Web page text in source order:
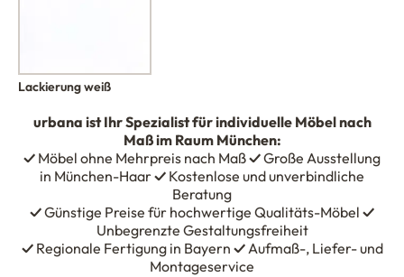
Lackierung weiß
urbana ist Ihr Spezialist für individuelle Möbel nach
Maß im Raum München:
✓ Möbel ohne Mehrpreis nach Maß✓Große Ausstellung
in München-Haar✓ Kostenlose und unverbindliche
Beratung
✓Günstige Preise für hochwertige Qualitäts-Möbel ✓
Unbegrenzte Gestaltungsfreiheit
✓Regionale Fertigung in Bayern ✓Aufmaß-, Liefer- und
Montageservice